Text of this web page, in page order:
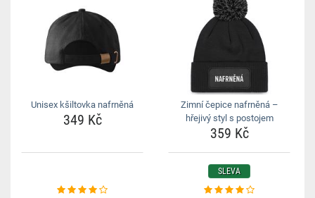
Unisex kšiltovka nafrněná
349 Kč
Zimní čepice nafrněná –
hřejivý styl s postojem
359 Kč
SLEVA